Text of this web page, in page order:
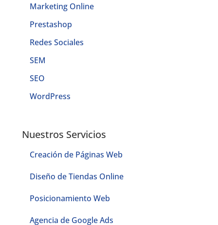
Marketing Online
Prestashop
Redes Sociales
SEM
SEO
WordPress
Nuestros Servicios
Creación de Páginas Web
Diseño de Tiendas Online
Posicionamiento Web
Agencia de Google Ads